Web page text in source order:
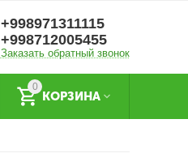
+998971311115
+998712005455
Заказать обратный звонок
0
КОРЗИНА